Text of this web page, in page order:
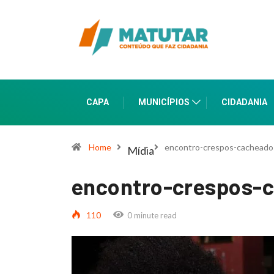
CAPA MUNICÍPIOS CIDADANIA
Home Mídia encontro-crespos-
encontro-crespos-
110 0 minute read